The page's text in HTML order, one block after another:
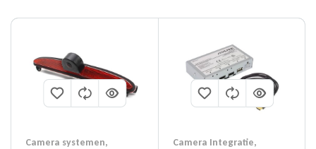
Camera systemen,
Camera Integratie,